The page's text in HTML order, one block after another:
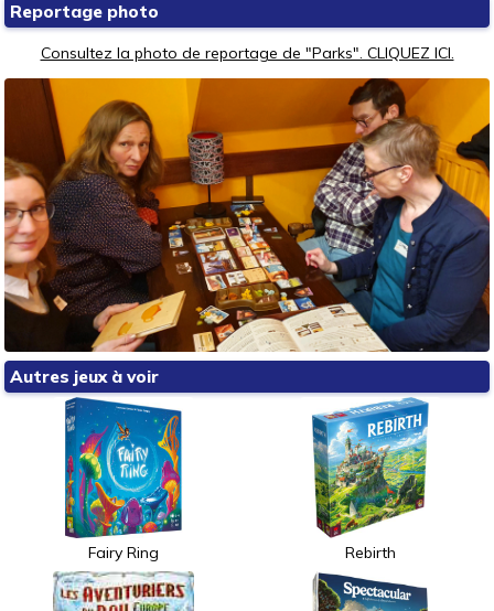
Reportage photo
Consultez la photo de reportage de "Parks". CLIQUEZ ICI.
Autres jeux à voir
Fairy Ring Rebirth